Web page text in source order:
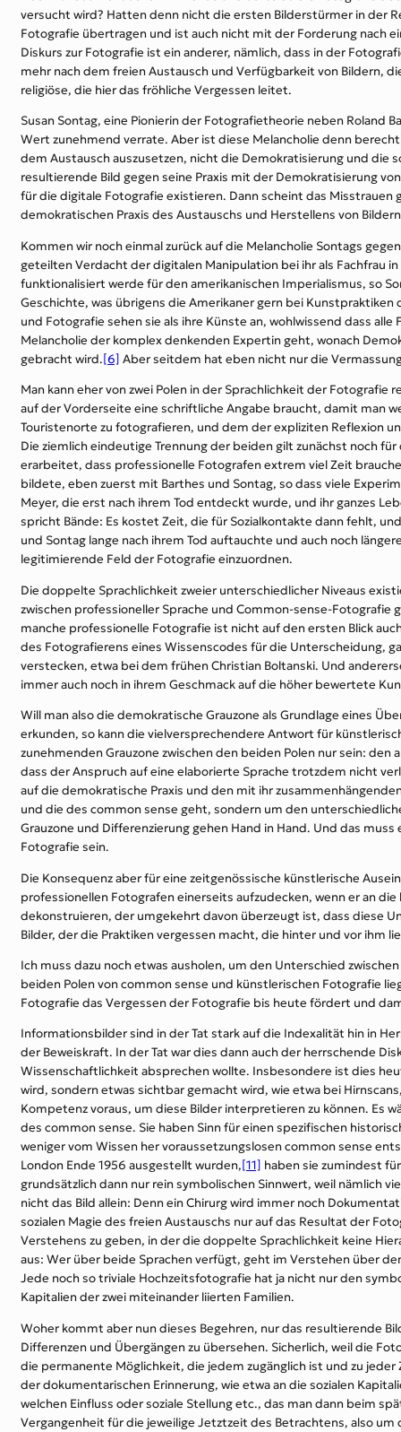
versucht wird? Hatten denn nicht die ersten Bilderstürmer in der
Fotografie übertragen und ist auch nicht mit der Forderung nach
Diskurs zur Fotografie ist ein anderer, nämlich, dass in der
mehr nach dem freien Austausch und Verfügbarkeit von Bildern,
religiöse, die hier das fröhliche Vergessen leitet.
Susan Sontag, eine Pionierin der Fotografietheorie neben Roland
Wert zunehmend verrate. Aber ist diese Melancholie denn
dem Austausch auszusetzen, nicht die Demokratisierung und die
resultierende Bild gegen seine Praxis mit der Demokratisierung
für die digitale Fotografie existieren. Dann scheint das
demokratischen Praxis des Austauschs und Herstellens von
Kommen wir noch einmal zurück auf die Melancholie Sontags
geteilten Verdacht der digitalen Manipulation bei ihr als Fachfrau
funktionalisiert werde für den amerikanischen Imperialismus, so
Geschichte, was übrigens die Amerikaner gern bei
und Fotografie sehen sie als ihre Künste an, wohlwissend dass
Melancholie der komplex denkenden Expertin geht, wonach
gebracht wird.[6] Aber seitdem hat eben nicht nur die
Man kann eher von zwei Polen in der Sprachlichkeit der
auf der Vorderseite eine schriftliche Angabe braucht, damit man
Touristenorte zu fotografieren, und dem der expliziten Reflexion
Die ziemlich eindeutige Trennung der beiden gilt zunächst noch
erarbeitet, dass professionelle Fotografen extrem viel Zeit
bildete, eben zuerst mit Barthes und Sontag, so dass viele
Meyer, die erst nach ihrem Tod entdeckt wurde, und ihr ganzes
spricht Bände: Es kostet Zeit, die für Sozialkontakte dann fehlt,
und Sontag lange nach ihrem Tod auftauchte und auch noch
legitimierende Feld der Fotografie einzuordnen.
Die doppelte Sprachlichkeit zweier unterschiedlicher Niveaus
zwischen professioneller Sprache und Common-sense-Fotografie
manche professionelle Fotografie ist nicht auf den ersten Blick
des Fotografierens eines Wissenscodes für die Unterscheidung,
verstecken, etwa bei dem frühen Christian Boltanski. Und
immer auch noch in ihrem Geschmack auf die höher bewertete
Will man also die demokratische Grauzone als Grundlage eines
erkunden, so kann die vielversprechendere Antwort für
zunehmenden Grauzone zwischen den beiden Polen nur sein: den
dass der Anspruch auf eine elaborierte Sprache trotzdem nicht
auf die demokratische Praxis und den mit ihr
und die des common sense geht, sondern um den
Grauzone und Differenzierung gehen Hand in Hand. Und das
Fotografie sein.
Die Konsequenz aber für eine zeitgenössische künstlerische
professionellen Fotografen einerseits aufzudecken, wenn er an
dekonstruieren, der umgekehrt davon überzeugt ist, dass diese
Bilder, der die Praktiken vergessen macht, die hinter und vor ihm
Ich muss dazu noch etwas ausholen, um den Unterschied
beiden Polen von common sense und künstlerischen Fotografie
Fotografie das Vergessen der Fotografie bis heute fördert und
Informationsbilder sind in der Tat stark auf die Indexalität hin in
der Beweiskraft. In der Tat war dies dann auch der herrschende
Wissenschaftlichkeit absprechen wollte. Insbesondere ist dies
wird, sondern etwas sichtbar gemacht wird, wie etwa bei
Kompetenz voraus, um diese Bilder interpretieren zu können. Es
des common sense. Sie haben Sinn für einen spezifischen
weniger vom Wissen her voraussetzungslosen common sense
London Ende 1956 ausgestellt wurden,[11] haben sie zumindest
grundsätzlich dann nur rein symbolischen Sinnwert, weil nämlich
nicht das Bild allein: Denn ein Chirurg wird immer noch
sozialen Magie des freien Austauschs nur auf das Resultat der
Verstehens zu geben, in der die doppelte Sprachlichkeit keine
aus: Wer über beide Sprachen verfügt, geht im Verstehen über
Jede noch so triviale Hochzeitsfotografie hat ja nicht nur den
Kapitalien der zwei miteinander liierten Familien.
Woher kommt aber nun dieses Begehren, nur das resultierende
Differenzen und Übergängen zu übersehen. Sicherlich, weil die
die permanente Möglichkeit, die jedem zugänglich ist und zu
der dokumentarischen Erinnerung, wie etwa an die sozialen
welchen Einfluss oder soziale Stellung etc., das man dann beim
Vergangenheit für die jeweilige Jetztzeit des Betrachtens, also